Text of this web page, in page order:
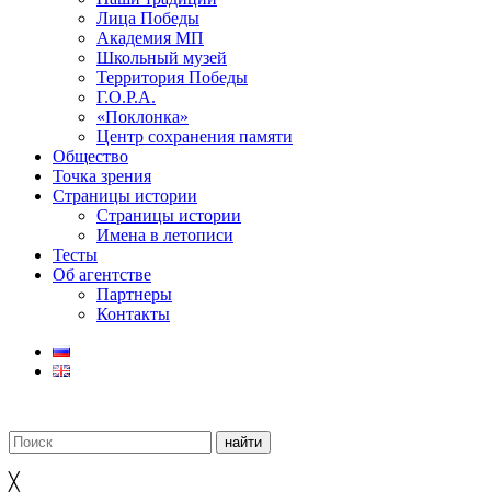
Лица Победы
Академия МП
Школьный музей
Территория Победы
Г.О.Р.А.
«Поклонка»
Центр сохранения памяти
Общество
Точка зрения
Страницы истории
Страницы истории
Имена в летописи
Тесты
Об агентстве
Партнеры
Контакты
╳